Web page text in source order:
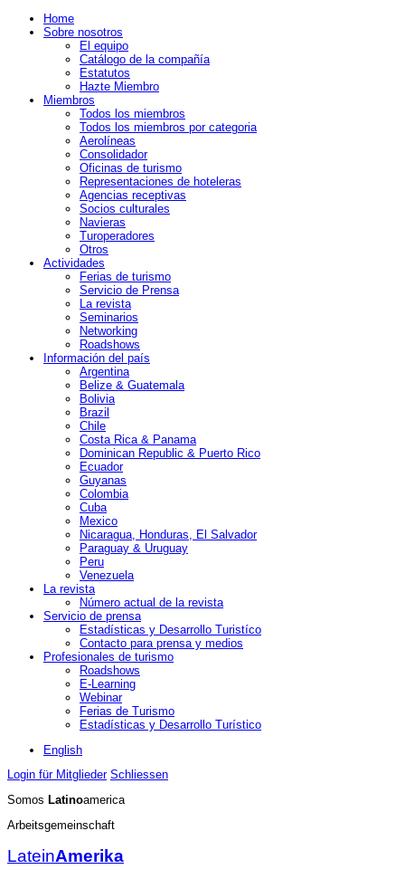
Home
Sobre nosotros
El equipo
Catálogo de la compañía
Estatutos
Hazte Miembro
Miembros
Todos los miembros
Todos los miembros por categoria
Aerolíneas
Consolidador
Oficinas de turismo
Representaciones de hoteleras
Agencias receptivas
Socios culturales
Navieras
Turoperadores
Otros
Actividades
Ferias de turismo
Servicio de Prensa
La revista
Seminarios
Networking
Roadshows
Información del país
Argentina
Belize & Guatemala
Bolivia
Brazil
Chile
Costa Rica & Panama
Dominican Republic & Puerto Rico
Ecuador
Guyanas
Colombia
Cuba
Mexico
Nicaragua, Honduras, El Salvador
Paraguay & Uruguay
Peru
Venezuela
La revista
Número actual de la revista
Servicio de prensa
Estadísticas y Desarrollo Turistíco
Contacto para prensa y medios
Profesionales de turismo
Roadshows
E-Learning
Webinar
Ferias de Turismo
Estadísticas y Desarrollo Turístico
English
Login für Mitglieder Schliessen
Somos Latinoamerica
Arbeitsgemeinschaft
LateinAmerika